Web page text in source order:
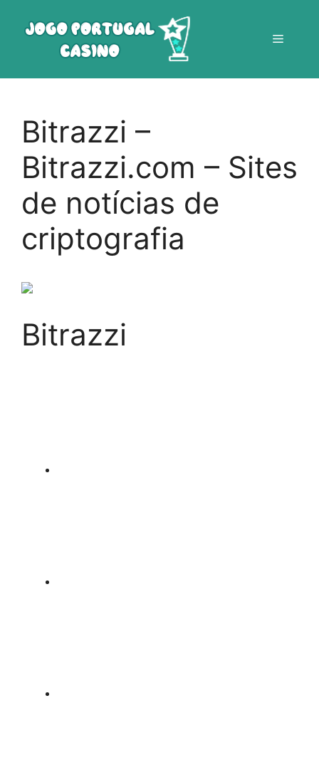
Menu
Bitrazzi –
Bitrazzi.com – Sites
de notícias de
criptografia
Bitrazzi